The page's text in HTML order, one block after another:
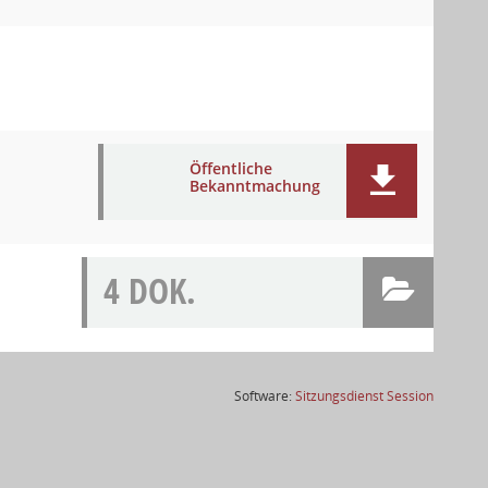
Öffentliche
Bekanntmachung
4 DOK.
Software:SitzungsdienstSession(Wird in